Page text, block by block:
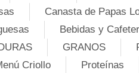
Canasta de Papas
Bebidas y
GRANOS
Criollo Proteínas